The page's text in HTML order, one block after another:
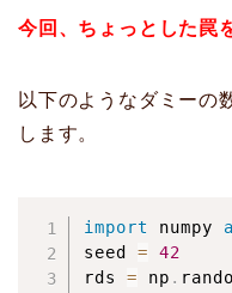
今回、ちょっとした罠
以下のようなダミーの
します。
import numpy
seed =
42
rds = np .